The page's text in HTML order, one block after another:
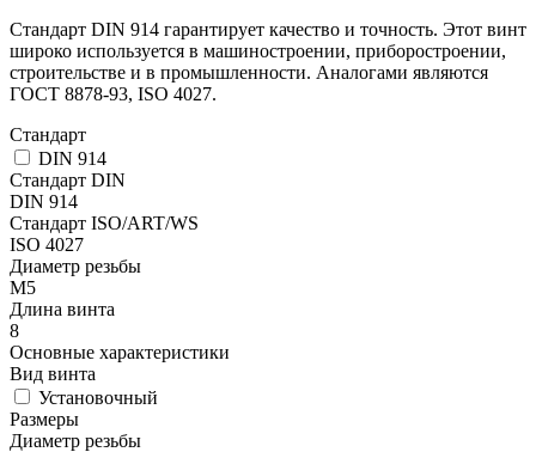
Стандарт DIN 914 гарантирует качество и точность. Этот винт
широко используется в машиностроении, приборостроении,
строительстве и в промышленности. Аналогами являются
ГОСТ 8878-93, ISO 4027.
Стандарт
DIN 914
Стандарт DIN
DIN 914
Стандарт ISO/ART/WS
ISO 4027
Диаметр резьбы
М5
Длина винта
8
Основные характеристики
Вид винта
Установочный
Размеры
Диаметр резьбы